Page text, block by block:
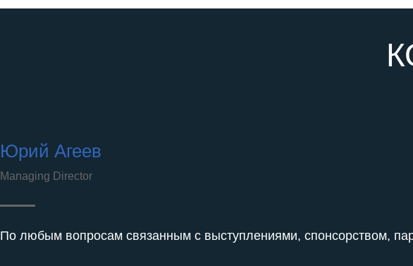
Юрий Агеев
Managing Director
По любым вопросам связанным с выступлениями, спонсорством,